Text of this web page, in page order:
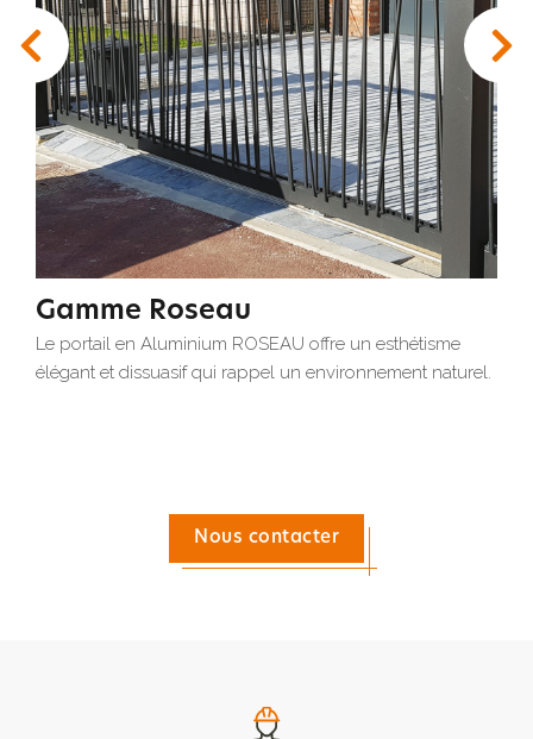
Gamme Roseau
Le portail en Aluminium ROSEAU offre un esthétisme
élégant et dissuasif qui rappel un environnement naturel.
Nous contacter